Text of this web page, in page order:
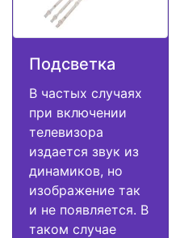
Подсветка
В частых случаях
при включении
телевизора
издается звук из
динамиков, но
изображение так
и не появляется. В
таком случае